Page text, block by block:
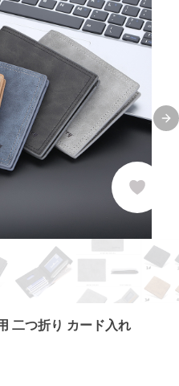
二つ折り カード入れ